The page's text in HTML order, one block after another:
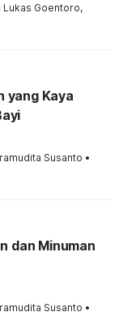
Lukas Goentoro,
yang Kaya
Susanto •
dan Minuman
Susanto •